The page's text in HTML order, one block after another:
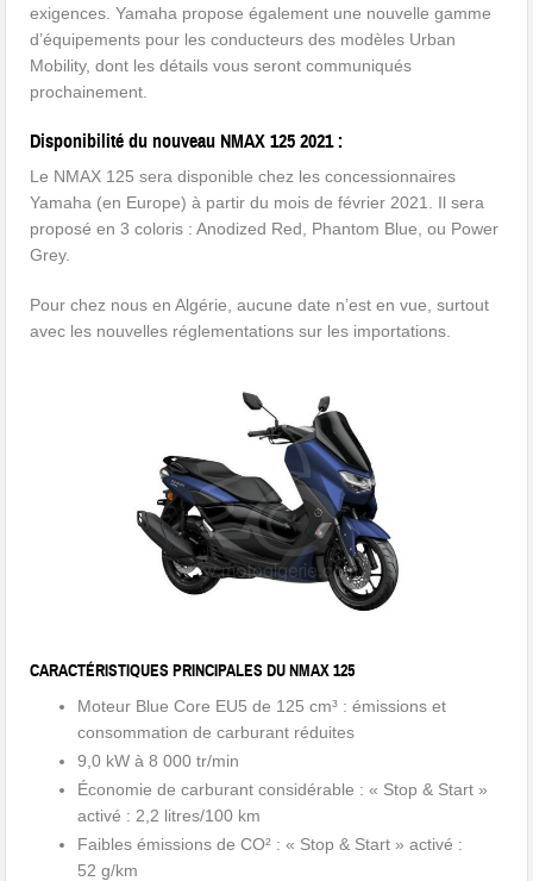
exigences. Yamaha propose également une nouvelle gamme
d’équipements pour les conducteurs des modèles Urban
Mobility, dont les détails vous seront communiqués
prochainement.
Disponibilité du nouveau NMAX 125 2021 :
Le NMAX 125 sera disponible chez les concessionnaires
Yamaha (en Europe) à partir du mois de février 2021. Il sera
proposé en 3 coloris : Anodized Red, Phantom Blue, ou Power
Grey.
Pour chez nous en Algérie, aucune date n’est en vue, surtout
avec les nouvelles réglementations sur les importations.
CARACTÉRISTIQUES PRINCIPALES DU NMAX 125
Moteur Blue Core EU5 de 125 cm³ : émissions et
consommation de carburant réduites
9,0 kW à 8 000 tr/min
Économie de carburant considérable : « Stop & Start »
activé : 2,2 litres/100 km
Faibles émissions de CO² : « Stop & Start » activé :
52 g/km